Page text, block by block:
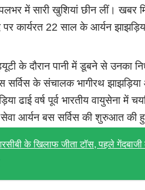
में सारी खुशियां छीन लीं। खबर
कार्यरत 22 साल के आर्यन
के दौरान पानी में डूबने से उनका
सर्विस के संचालक भागीरथ
ढाई वर्ष पूर्व भारतीय वायुसेना में
आर्यन बस सर्विस की शुरुआत की
के खिलाफ जीता टॉस, पहले